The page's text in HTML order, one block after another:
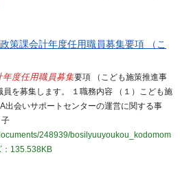
策課会計年度任用職員募集要項 （こ
年度任用職員募集要項 （こども施策推進事
を募集します。 １職務内容 （１）こども施
出会いサポートセンターの運営に関する事
248939/bosilyuuyoukou_kodomom
135.538KB